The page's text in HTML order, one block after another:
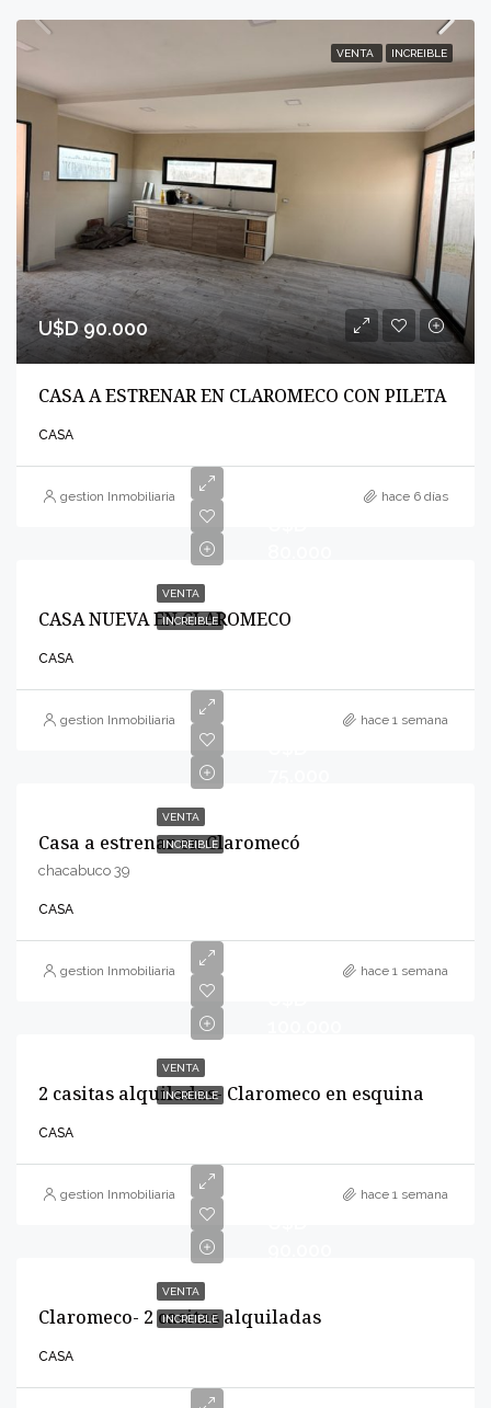
VENTA INCREIBLE
U$D 90.000
CASA A ESTRENAR EN CLAROMECO CON PILETA
CASA
gestion Inmobiliaria hace 6 días
VENTA
INCREIBLE
CASA NUEVA EN CLAROMECO
CASA
gestion Inmobiliaria hace 1 semana
VENTA
INCREIBLE
Casa a estrenar en Claromecó
chacabuco 39
CASA
gestion Inmobiliaria hace 1 semana
VENTA
INCREIBLE
2 casitas alquiladas- Claromeco en esquina
CASA
gestion Inmobiliaria hace 1 semana
VENTA
INCREIBLE
Claromeco- 2 casitas alquiladas
CASA